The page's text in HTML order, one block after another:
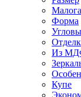
Форма
Из
Купе